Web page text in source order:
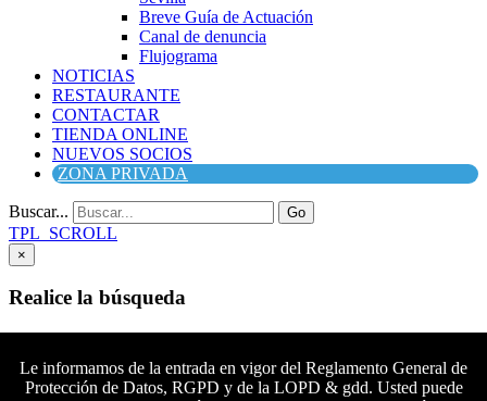
Breve Guía de Actuación
Canal de denuncia
Flujograma
NOTICIAS
RESTAURANTE
CONTACTAR
TIENDA ONLINE
NUEVOS SOCIOS
ZONA PRIVADA
Buscar... Go
TPL_SCROLL
×
Realice la búsqueda
Buscar
Le informamos de la entrada en vigor del Reglamento General de
Protección de Datos, RGPD y de la LOPD & gdd. Usted puede